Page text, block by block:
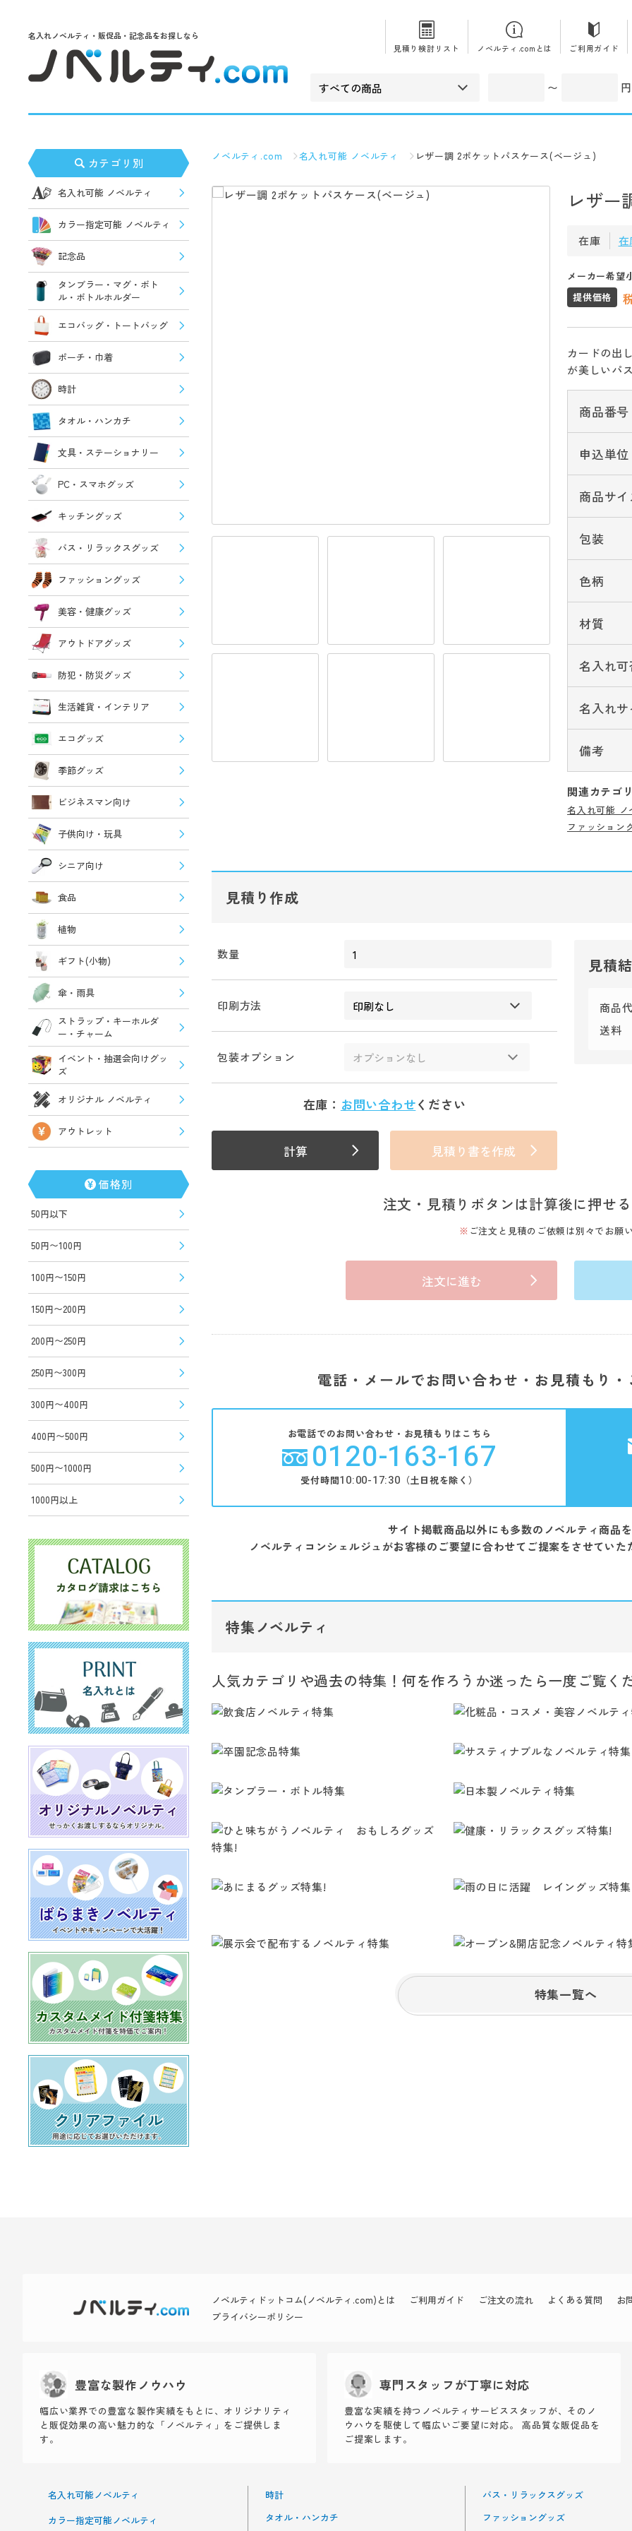
名入れノベルティ・販促品・記念品をお探しなら
見積り検討リスト
ノベルティ.comとは ご利用ガイド
〜 円
カテゴリ別
名入れ可能 ノベルティ
カラー指定可能 ノベルティ
記念品
タンブラー・マグ・ボト
ル・ボトルホルダー
エコバッグ・トートバッグ
ポーチ・巾着
時計
タオル・ハンカチ
文具・ステーショナリー
PC・スマホグッズ
キッチングッズ
バス・リラックスグッズ
ファッショングッズ
美容・健康グッズ
アウトドアグッズ
防犯・防災グッズ
生活雑貨・インテリア
エコグッズ
季節グッズ
ビジネスマン向け
子供向け・玩具
シニア向け
食品
植物
ギフト(小物)
傘・雨具
ストラップ・キーホルダ
ー・チャーム
イベント・抽選会向けグッ
ズ
オリジナル ノベルティ
アウトレット
価格別
50円以下
50円〜100円
100円〜150円
150円〜200円
200円〜250円
250円〜300円
300円〜400円
400円〜500円
500円〜1000円
1000円以上
ノベルティ.com 名入れ可能 ノベルティ レザー調 2ポケットパスケース(ベージュ)
レザー
在庫
メーカー希望
提供価格
カードの出
が美しいパ
商品番号
申込単位
商品サ
包装
色柄
材質
名入れ
名入れ
備考
関連カテゴ
名入れ可能 ノ
ファッション
見積り作成
数量
印刷方法
包装オプション
在庫： お問い合わせください
計算 見積り書を作成
見積
商品
送料
注文・見積りボタンは計算後に押せ
ご注文と見積のご依頼は別々でお願
注文に進む
電話・メールでお問い合わせ・お見積もり
お電話でのお問い合わせ・お見積もりはこちら
0120-163-167
受付時間10:00-17:30 （土日祝を除く）
サイト掲載商品以外にも多数のノベルティ商品
ノベルティコンシェルジュがお客様のご要望に合わせてご提案をさせてい
特集ノベルティ
人気カテゴリや過去の特集！何を作ろうか迷ったら一度ご覧く
特集一覧へ
ノベルティドットコム(ノベルティ.com)とは ご利用ガイド ご注文の流れ よくある質問
お
プライバシーポリシー
豊富な製作ノウハウ
幅広い業界での豊富な製作実績をもとに、オリジナリティ
と販促効果の高い魅力的な「ノベルティ」をご提供しま
す。
専門スタッフが丁寧に対応
豊富な実績を持つノベルティサービススタッフが、そのノ
ウハウを駆使して幅広いご要望に対応。 高品質な販促品を
ご提案します。
名入れ可能ノベルティ
カラー指定可能ノベルティ
時計
タオル・ハンカチ
バス・リラックスグッズ
ファッショングッズ